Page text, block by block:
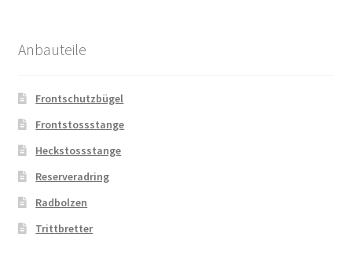
Anbauteile
Frontschutzbügel
Frontstossstange
Heckstossstange
Reserveradring
Radbolzen
Trittbretter